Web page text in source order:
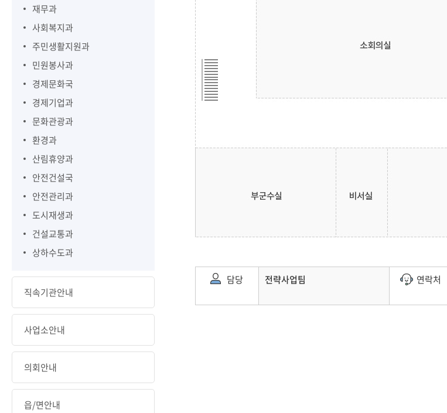
재무과
사회복지과
주민생활지원과
민원봉사과
경제문화국
경제기업과
문화관광과
환경과
산림휴양과
안전건설국
안전관리과
도시재생과
건설교통과
상하수도과
직속기관안내
사업소안내
의회안내
읍/면안내
담당 전략사업팀 연락처